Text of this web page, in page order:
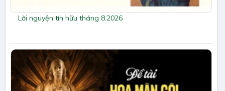
Lời nguyện tín hữu tháng 8.2026